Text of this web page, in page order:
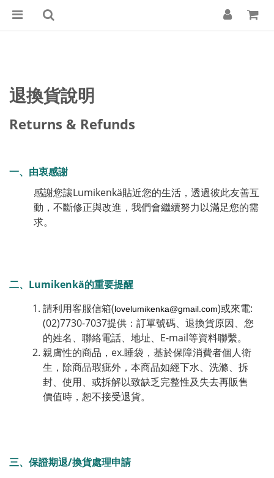
退換貨說明
Returns & Refunds
一、由衷感謝
感謝您讓Lumikenkä貼近您的生活，透過彼此友善互
動，不斷修正與改進，我們會繼續努力以滿足您的需
求。
二、Lumikenkä的重要提醒
請利用客服信箱(lovelumikenka@gmail.com)或來電:
(02)7730-7037提供：訂單號碼、退換貨原因、您
的姓名、聯絡電話、地址、E-mail等資料聯繫。
親膚性的商品，ex.睡袋，基於保障消費者個人衛
生，除商品瑕疵外，本商品如經下水、洗滌、拆
封、使用、或拆解以致缺乏完整性及失去再販售
價值時，恕不接受退貨。
三、保證期退/換貨處理申請